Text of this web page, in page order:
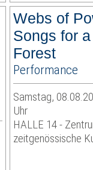
Webs of
Songs for
Forest
Performance
Samstag,
Uhr
HALLE 14 -
zeitgenössische